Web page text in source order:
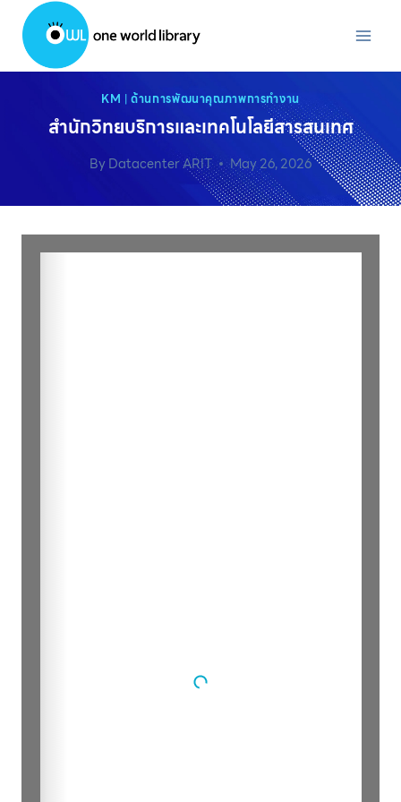
Skip
content
KM |ด้านการพัฒนาคุณภาพการทำงาน
สำนักวิทยบริการและเทคโนโลยีสารสนเทศ
ByDatacenter ARIT May 26, 2026